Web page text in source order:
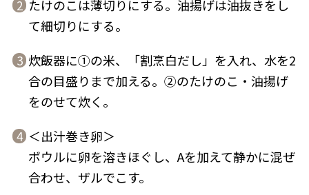
商品情報一覧
おすすめサイト
新鮮一番
氷熟®︎
2 たけのこは薄切りにする。油揚げは油抜きをし
て細切りにする。
3 炊飯器に①の米、「割烹白だし」を入れ、水を2
合の目盛りまで加える。②のたけのこ・油揚げ
をのせて炊く。
4 ＜出汁巻き卵＞
ボウルに卵を溶きほぐし、Aを加えて静かに混ぜ
合わせ、ザルでこす。